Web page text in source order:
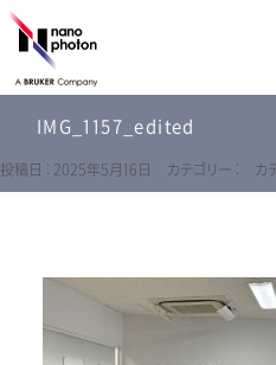
IMG_1157_edited
投稿日 : 2025年5月16日 カテゴリー : カ